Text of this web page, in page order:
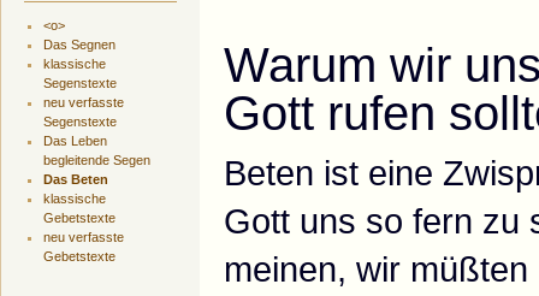
<o>
Das Segnen
klassische
Segenstexte
neu verfasste
Segenstexte
Das Leben
begleitende Segen
Das Beten
klassische
Gebetstexte
neu verfasste
Gebetstexte
Warum wir
Gott rufen
Beten ist eine
Gott uns so fern zu
meinen, wir